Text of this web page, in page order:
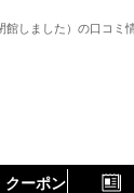
館しました）の口コミ
クーポン